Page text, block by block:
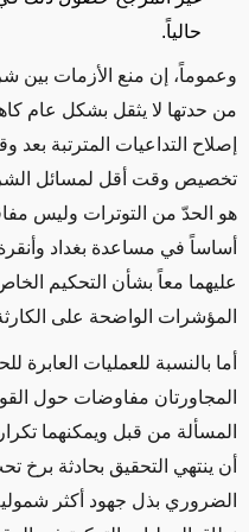
حالياً.
وعموماً، إن منع الأزمات بين
من حدتها لا يثقل بشكل عام
إصلاح التداعيات المترتبة بعد
تخصيص وقت أقل لمسائل
هو الحدّ من التوترات وليس
أساساً في مساعدة بغداد وأنقرة
عليهما معاً بشأن التحكيم
المؤشرات الواضحة على
أما بالنسبة للعمليات العابرة
المجاورتان مفاوضات حول
المسألة من قبل ويمكنهما
أن ينتهي التحقيق بحادثة برخ
الضروري بذل جهود أكثر